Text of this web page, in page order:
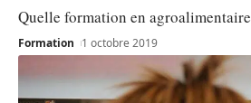
Quelle formation en
Formation 1 octobre 2019